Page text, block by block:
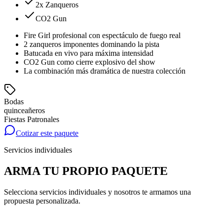
2x Zanqueros
CO2 Gun
Fire Girl profesional con espectáculo de fuego real
2 zanqueros imponentes dominando la pista
Batucada en vivo para máxima intensidad
CO2 Gun como cierre explosivo del show
La combinación más dramática de nuestra colección
Bodas
quinceañeros
Fiestas Patronales
Cotizar este paquete
Servicios individuales
ARMA TU PROPIO PAQUETE
Selecciona servicios individuales y nosotros te armamos una
propuesta personalizada.